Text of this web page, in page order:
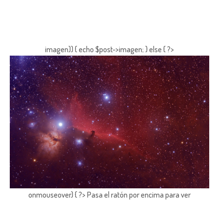
imagen)) { echo $post->imagen; } else { ?>
onmouseover) { ?> Pasa el ratón por encima para ver